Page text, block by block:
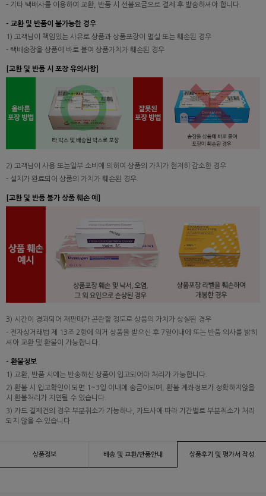
- 기타 택배사를 이용하여 교환, 반품 시 선불요금으로 결제 후 발송하셔야 합니다.
- 교환 및 반품이 불가능한 경우
1) 고객님이 책임있는 사유로 상품과 상품포장이 멸실 또는 훼손된 경우
- 택배송장을 상품에 바로 붙여 상품가치가 훼손된 경우
[교환 및 반품 시 포장 유의사항]
2) 고객님이 사용 또는일부 소비에 의하여 상품의 가치가 현저히 감소한 경우
- 설치가 완료되어 상품의 가치가 훼손된 경우
[교환 및 반품 불가 상품 훼손 예]
3) 시간이 경과되어 재판매가 곤란할 정도로 상품의 가치가 상실된 경우
- 전자상거래법 제 13조 2항에 의거 상품을 받으신 후 7일이내에 또는 반품 의사를 밝히
셔야 교환 및 환불이 가능합니다.
- 환불정보
1) 교환, 반품 시에는 반송하신 상품이 입고되어야 처리가 가능합니다.
2) 환불 시 입고확인이 되면 1~3일 이내에 송금이되며, 환불 계좌정보가 정확하지않을
시 환불처리가 지연될 수 있습니다.
3) 카드 결제건의 경우 부분취소가 가능하나, 카드사에 따라 기간별로 부분취소가 처리
되지 않을 수 있습니다.
상품정보 배송 및 교환/반품안내 상품후기 및 평가서 작성